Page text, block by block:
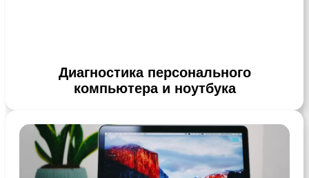
Диагностика персонального
компьютера и ноутбука